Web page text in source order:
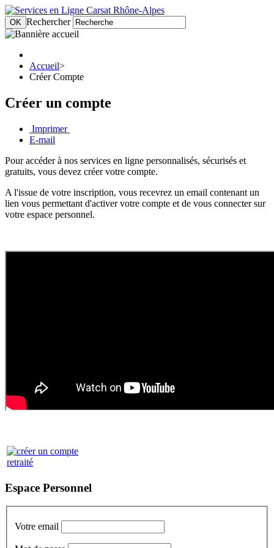
OK Rechercher
Accueil>
Créer Compte
Créer un compte
Imprimer
E-mail
Pour accéder à nos services en ligne personnalisés, sécurisés et
gratuits, vous devez créer votre compte.
A l'issue de votre inscription, vous recevrez un email contenant un
lien vous permettant d'activer votre compte et de vous connecter sur
votre espace personnel.
Espace Personnel
Votre email